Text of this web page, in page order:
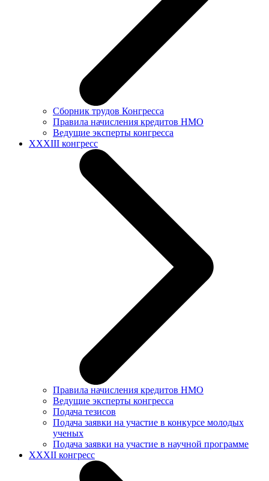
Сборник трудов Конгресса
Правила начисления кредитов НМО
Ведущие эксперты конгресса
XXXIII конгресс
Правила начисления кредитов НМО
Ведущие эксперты конгресса
Подача тезисов
Подача заявки на участие в конкурсе молодых
ученых
Подача заявки на участие в научной программе
XXXII конгресс